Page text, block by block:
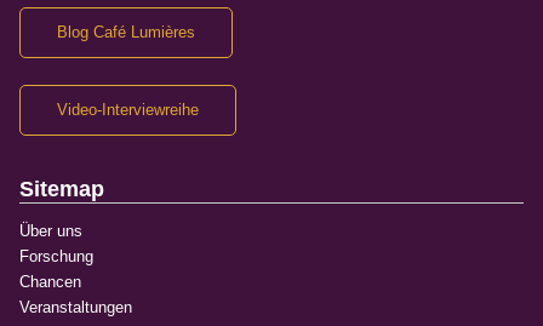
Blog Café Lumières
Video-Interviewreihe
Sitemap
Über uns
Forschung
Chancen
Veranstaltungen